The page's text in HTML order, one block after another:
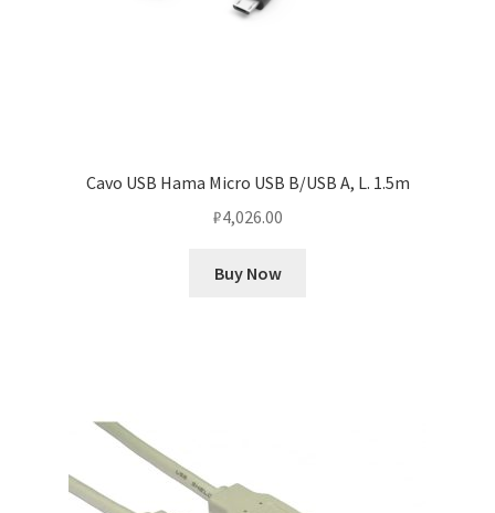
Cavo USB Hama Micro USB B/USB A, L. 1.5m
₽4,026.00
Buy Now